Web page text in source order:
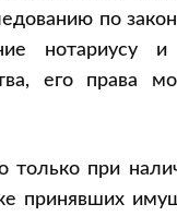
по
нотариусу
его права
только при
принявших